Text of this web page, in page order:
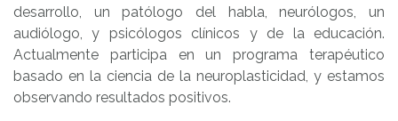
desarrollo, un patólogo del habla, neurólogos, un
audiólogo, y psicólogos clínicos y de la educación.
Actualmente participa en un programa terapéutico
basado en la ciencia de la neuroplasticidad, y estamos
observando resultados positivos.